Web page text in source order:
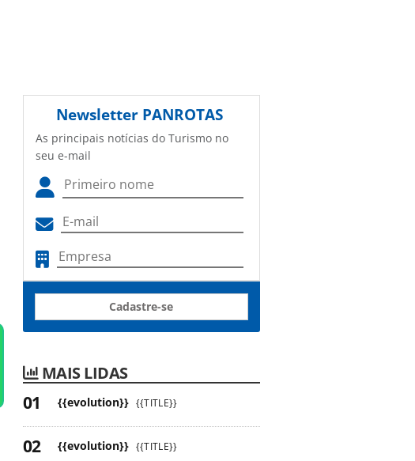
Newsletter PANROTAS
As principais notícias do Turismo no
seu e-mail
Cadastre-se
MAIS LIDAS
{{evolution}} {{TITLE}}
{{evolution}} {{TITLE}}